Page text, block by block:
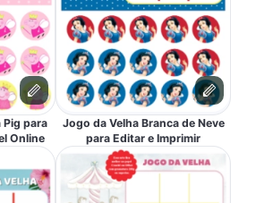
Pig para
Online
Jogo da Velha Branca de Neve
para Editar e Imprimir